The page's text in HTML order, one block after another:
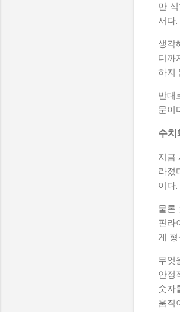
만
서다.
생각
디까
하지
반대
문이
수치
지금
라졌
이다.
물론
핀라
게 형
무엇
안정
숫자
움직